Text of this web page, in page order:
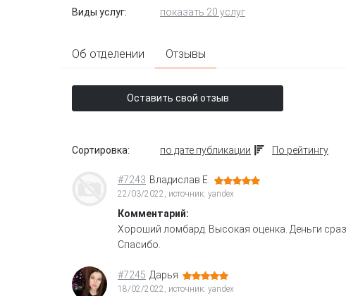
Виды услуг: показать 20 услуг
Об отделении Отзывы
Оставить свой отзыв
Сортировка: по дате публикации По рейтингу
#7243 Владислав Е.
22/03/2022, источник: yandex
Комментарий:
Хороший ломбард. Высокая оценка. Деньги
Спасибо.
#7245 Дарья
18/02/2022, источник: yandex